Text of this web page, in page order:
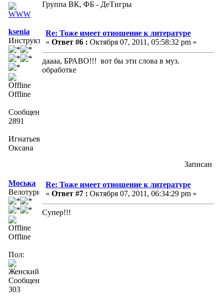
Группа ВК, ФБ - ДеТигры
ksenia
Инструктор
Offline
Сообщений:
2891
Игнатьева
Оксана
Re: Тоже имеет отношение к литературе
« Ответ #6 : Октября 07, 2011, 05:58:32 pm »
даааа, БРАВО!!! вот бы эти слова в муз.
обработке
Записан
Моська
Велотурист
Offline
Пол:
Сообщений:
303
Re: Тоже имеет отношение к литературе
« Ответ #7 : Октября 07, 2011, 06:34:29 pm »
Супер!!!